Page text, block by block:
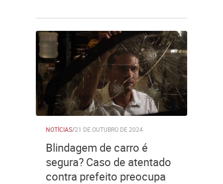
NOTÍCIAS/21 DE OUTUBRO DE 2024
Blindagem de carro é
segura? Caso de atentado
contra prefeito preocupa